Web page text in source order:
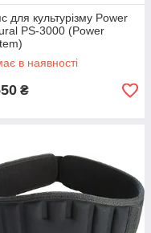
для культурізму Power
PS-3000 (Power
в наявності
₴